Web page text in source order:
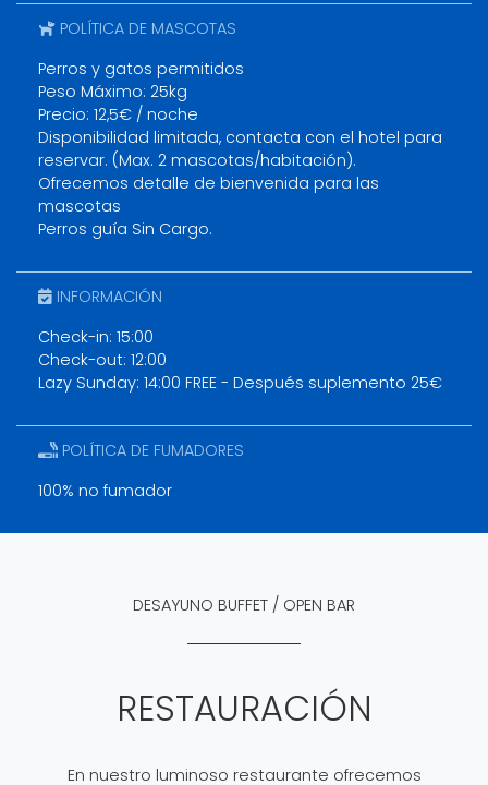
POLÍTICA DE MASCOTAS
Perros y gatos permitidos
Peso Máximo: 25kg
Precio: 12,5€ / noche
Disponibilidad limitada, contacta con el hotel para
reservar. (Max. 2 mascotas/habitación).
Ofrecemos detalle de bienvenida para las
mascotas
Perros guía Sin Cargo.
INFORMACIÓN
Check-in: 15:00
Check-out: 12:00
Lazy Sunday: 14:00 FREE - Después suplemento 25€
POLÍTICA DE FUMADORES
100% no fumador
DESAYUNO BUFFET / OPEN BAR
RESTAURACIÓN
En nuestro luminoso restaurante ofrecemos